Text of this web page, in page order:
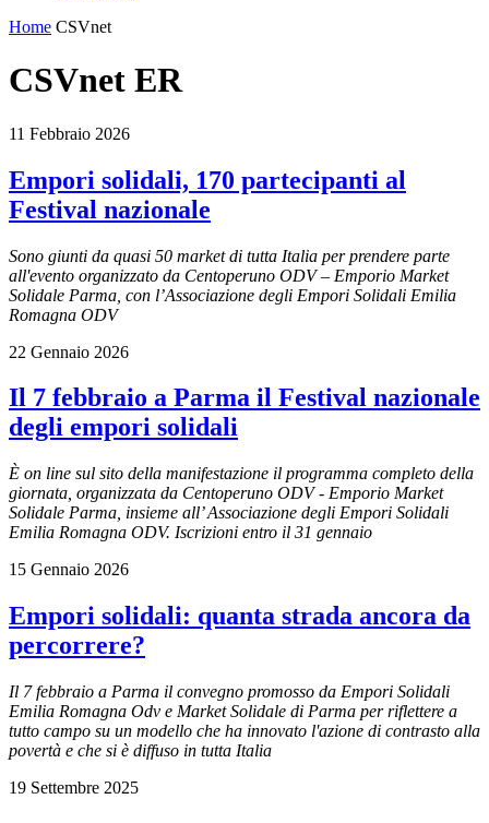
Home CSVnet
CSVnet ER
11 Febbraio 2026
Empori solidali, 170 partecipanti al
Festival nazionale
Sono giunti da quasi 50 market di tutta Italia per prendere parte
all'evento organizzato da Centoperuno ODV – Emporio Market
Solidale Parma, con l’Associazione degli Empori Solidali Emilia
Romagna ODV
22 Gennaio 2026
Il 7 febbraio a Parma il Festival nazionale
degli empori solidali
È on line sul sito della manifestazione il programma completo della
giornata, organizzata da Centoperuno ODV - Emporio Market
Solidale Parma, insieme all’ Associazione degli Empori Solidali
Emilia Romagna ODV. Iscrizioni entro il 31 gennaio
15 Gennaio 2026
Empori solidali: quanta strada ancora da
percorrere?
Il 7 febbraio a Parma il convegno promosso da Empori Solidali
Emilia Romagna Odv e Market Solidale di Parma per riflettere a
tutto campo su un modello che ha innovato l'azione di contrasto alla
povertà e che si è diffuso in tutta Italia
19 Settembre 2025